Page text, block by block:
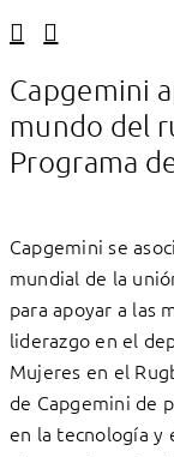
Capgemini
mundo del
Programa
Capgemini se
mundial de la
para apoyar a las
liderazgo en el
Mujeres en el
de Capgemini de
en la tecnología y